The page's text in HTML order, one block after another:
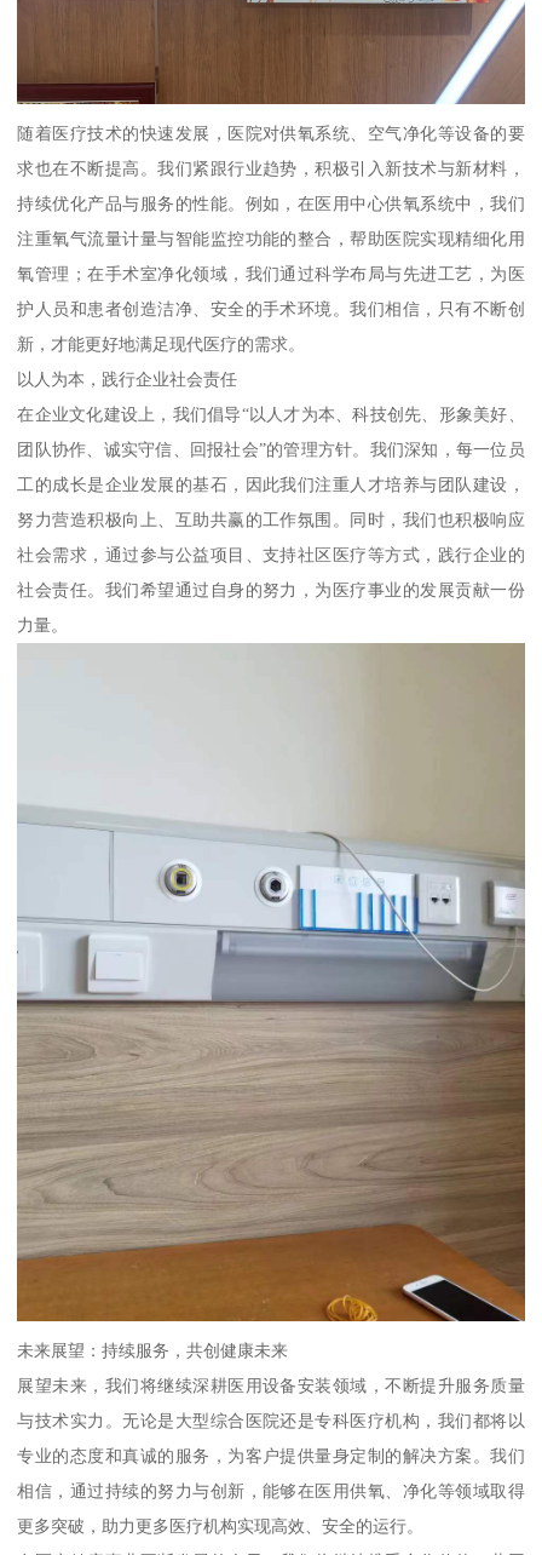
随着医疗技术的快速发展，医院对供氧系统、空气净化等设备的要
求也在不断提高。我们紧跟行业趋势，积极引入新技术与新材料，
持续优化产品与服务的性能。例如，在医用中心供氧系统中，我们
注重氧气流量计量与智能监控功能的整合，帮助医院实现精细化用
氧管理；在手术室净化领域，我们通过科学布局与先进工艺，为医
护人员和患者创造洁净、安全的手术环境。我们相信，只有不断创
新，才能更好地满足现代医疗的需求。
以人为本，践行企业社会责任
在企业文化建设上，我们倡导“以人才为本、科技创先、形象美好、
团队协作、诚实守信、回报社会”的管理方针。我们深知，每一位员
工的成长是企业发展的基石，因此我们注重人才培养与团队建设，
努力营造积极向上、互助共赢的工作氛围。同时，我们也积极响应
社会需求，通过参与公益项目、支持社区医疗等方式，践行企业的
社会责任。我们希望通过自身的努力，为医疗事业的发展贡献一份
力量。
未来展望：持续服务，共创健康未来
展望未来，我们将继续深耕医用设备安装领域，不断提升服务质量
与技术实力。无论是大型综合医院还是专科医疗机构，我们都将以
专业的态度和真诚的服务，为客户提供量身定制的解决方案。我们
相信，通过持续的努力与创新，能够在医用供氧、净化等领域取得
更多突破，助力更多医疗机构实现高效、安全的运行。